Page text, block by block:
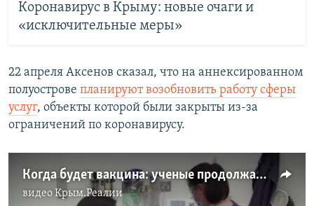
Коронавирус в Крыму: новые очаги и
«исключительные меры»
22 апреля Аксенов сказал, что на аннексированном
полуострове планируют возобновить работу сферы
услуг, объекты которой были закрыты из-за
ограничений по коронавирусу.
Когда будет вакцина: ученые продолжают изучать новый коронавирус (видео)
видеоКрым.Реалии